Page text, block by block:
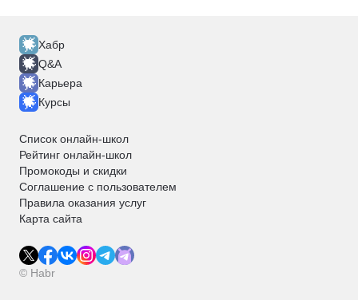
Хабр
Q&A
Карьера
Курсы
Список онлайн-школ
Рейтинг онлайн-школ
Промокоды и скидки
Соглашение с пользователем
Правила оказания услуг
Карта сайта
© Habr